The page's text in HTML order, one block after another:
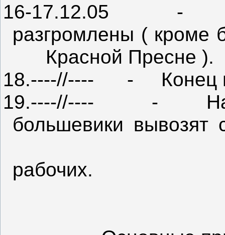
16-17.12.05
-
разгромлены ( кроме
Красной Пресне ).
18.----//----
-
Конец
19.----//----
-
большевики вывозят
рабочих.